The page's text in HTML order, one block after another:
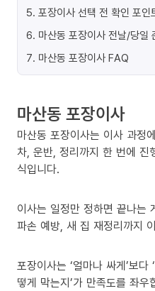
5. 포장이사 선택 전 확인 포인
6. 마산동 포장이사 전날/당일
7. 마산동 포장이사 FAQ
마산동 포장이사
마산동 포장이사는 이사 과정
차, 운반, 정리까지 한 번에 진
식입니다.
이사는 일정만 정하면 끝나는
파손 예방, 새 집 재정리까지
포장이사는 ‘얼마나 싸게’보다
떻게 막는지’가 만족도를 좌우